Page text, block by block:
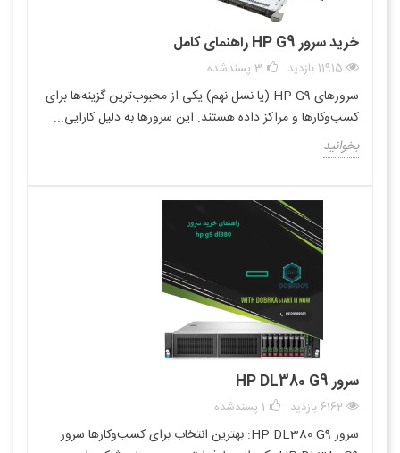
خرید سرور HP G9 راهنمای کامل
11915 بازدید 3 پسندشده
سرورهای HP G9 (یا نسل نهم) یکی از محبوب‌ترین گزینه‌ها برای
کسب‌وکارها و مراکز داده هستند. این سرورها به دلیل کارایی...
بخوانید
سرور HP DL380 G9
6162 بازدید 1 پسندشده
سرور HP DL380 G9: بهترین انتخاب برای کسب‌وکارها سرور